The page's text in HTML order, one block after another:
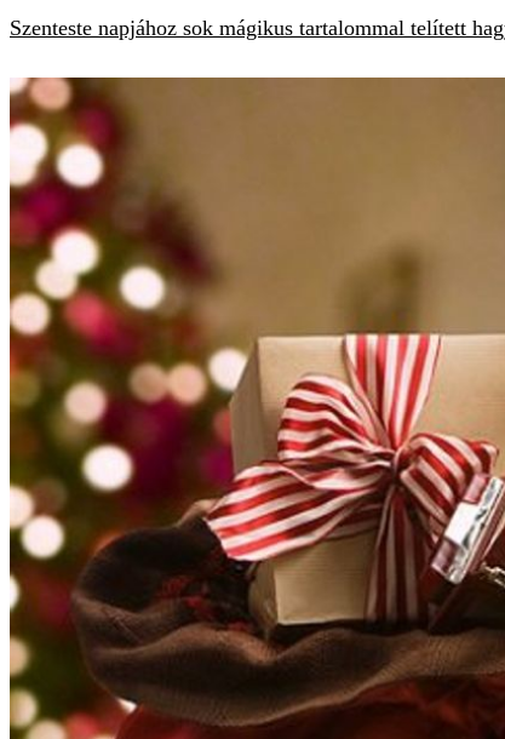
Szenteste napjához sok mágikus tartalommal telített